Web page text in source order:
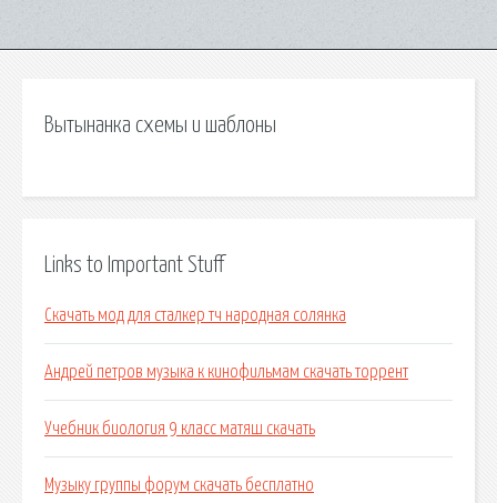
Вытынанка схемы и шаблоны
Links to Important Stuff
Скачать мод для сталкер тч народная солянка
Андрей петров музыка к кинофильмам скачать торрент
Учебник биология 9 класс матяш скачать
Музыку группы форум скачать бесплатно